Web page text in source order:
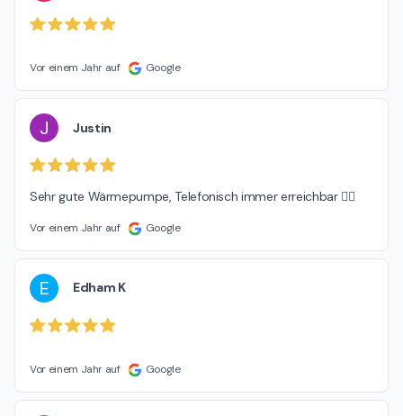
Vor einem Jahr auf Google
J Justin
Sehr gute Wärmepumpe, Telefonisch immer erreichbar 👍🏼
Vor einem Jahr auf Google
E Edham K
Vor einem Jahr auf Google